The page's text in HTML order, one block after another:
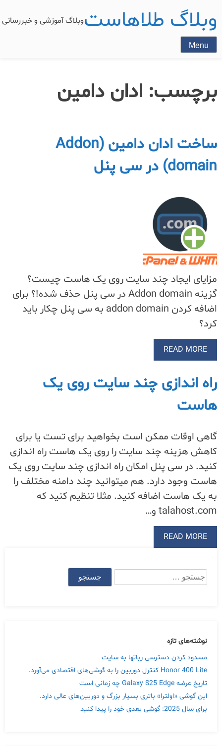
وبلاگ طلاهاستوبلاگ آموزشی و
Menu
برچسب: ادان دامین
ساخت ادان دامین (Addon
domain) در سی پنل
مزایای ایجاد چند سایت روی یک هاست چیست؟
گزینه Addon domain در سی پنل حذف شده!؟ برای
اضافه کردن addon domain به سی پنل چکار باید
کرد؟
READ MORE
راه اندازی چند سایت روی یک
هاست
گاهی اوقات ممکن است بخواهید برای تست یا برای
کاهش هزینه چند سایت را روی یک هاست راه اندازی
کنید. در سی پنل امکان راه اندازی چند سایت روی یک
هاست وجود دارد. هم میتوانید چند دامنه مختلف را
به یک هاست اضافه کنید. مثلا تنظیم کنید که
talahost.com و…
READ MORE
جستجو
برای:
نوشته‌های تازه
مسدود کردن دسترسی رباتها به سایت
Honor 400 Lite کنترل دوربین را به گوشی‌های اقتصادی می‌آورد.
تاریخ عرضه Galaxy S25 Edge چه زمانی است
این گوشی «اولترا» باتری بسیار بزرگ و دوربین‌های عالی دارد.
برای سال 2025: گوشی بعدی خود را پیدا کنید